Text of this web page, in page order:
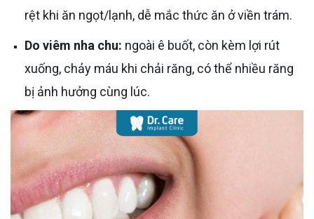
rệt khi ăn ngọt/lạnh, dễ mắc thức ăn ở viền trám.
Do viêm nha chu: ngoài ê buốt, còn kèm lợi rút
xuống, chảy máu khi chải răng, có thể nhiều răng
bị ảnh hưởng cùng lúc.